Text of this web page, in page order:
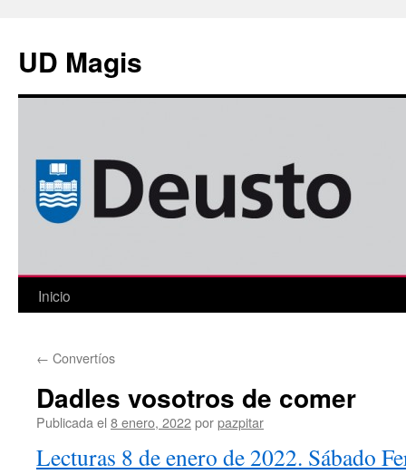
contenido
UD Magis
Inicio
← Convertíos
Dadles vosotros de comer
Publicada el 8 enero, 2022porpazpitar
Lecturas 8 de enero de 2022. Sábado